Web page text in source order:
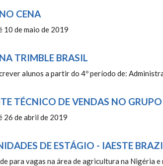
CENA
10 de maio de 2019
TRIMBLE BRASIL
alunos a partir do 4º período de:
TÉCNICO DE VENDAS NO
26 de abril de 2019
DE ESTÁGIO - IAESTE
para vagas na área de agricultura na Nigéria e